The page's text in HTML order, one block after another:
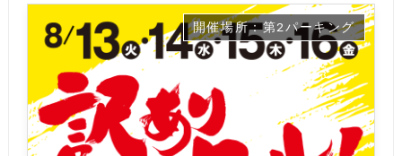
開催場所：第2パーキング